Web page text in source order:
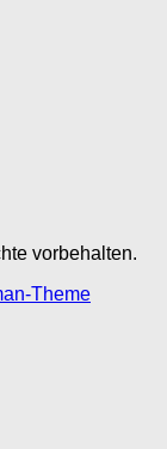
vorbehalten.
Theme